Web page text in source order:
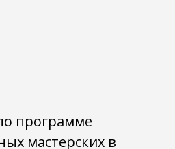
программе
мастерских в